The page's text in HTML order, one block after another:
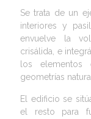
Se trata de un
interiores y
envuelve la
crisálida, e
los elementos
geometrías
El edificio se
el resto para